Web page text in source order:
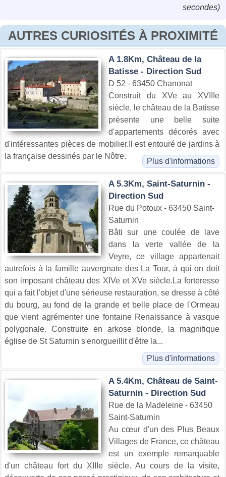
secondes)
AUTRES CURIOSITÉS À PROXIMITÉ
A 1.8Km, Château de la
Batisse - Direction Sud
D 52 - 63450 Chanonat
Construit du XVe au XVIIIe
siècle, le château de la Batisse
présente une belle suite
d'appartements décorés avec
d'intéressantes pièces de mobilier.Il est entouré de jardins à
la française dessinés par le Nôtre.
Plus d'informations
A 5.3Km, Saint-Saturnin -
Direction Sud
Rue du Potoux - 63450 Saint-
Saturnin
Bâti sur une coulée de lave
dans la verte vallée de la
Veyre, ce village appartenait
autrefois à la famille auvergnate des La Tour, à qui on doit
son imposant château des XIVe et XVe siècle.La forteresse
qui a fait l'objet d'une sérieuse restauration, se dresse à côté
du bourg, au fond de la grande et belle place de l'Ormeau
que vient agrémenter une fontaine Renaissance à vasque
polygonale. Construite en arkose blonde, la magnifique
église de St Saturnin s'enorgueillit d'être la...
Plus d'informations
A 5.4Km, Château de Saint-
Saturnin - Direction Sud
Rue de la Madeleine - 63450
Saint-Saturnin
Au cœur d'un des Plus Beaux
Villages de France, ce château
est un exemple remarquable
d'un château fort du XIIIe siècle. Au cours de la visite,